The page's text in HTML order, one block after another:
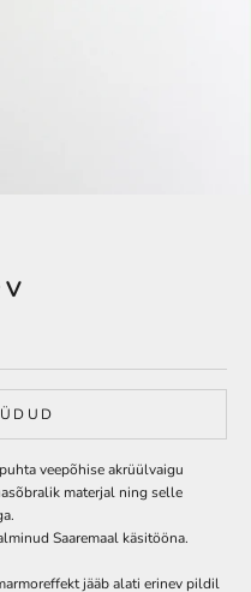
V
veepõhise akrüülvaigu
materjal ning selle
Saaremaal käsitööna.
jääb alati erinev pildil